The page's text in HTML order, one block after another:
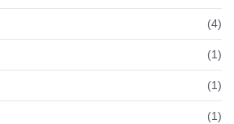
(4)
(1)
(1)
(1)